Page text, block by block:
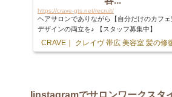
https://crave-gts.net/recruit/
ヘアサロンでありながら【自分だけのカフ
デザインの両立を♪ 【スタッフ募集中】
CRAVE｜ クレイヴ 帯広 美容室 髪の修